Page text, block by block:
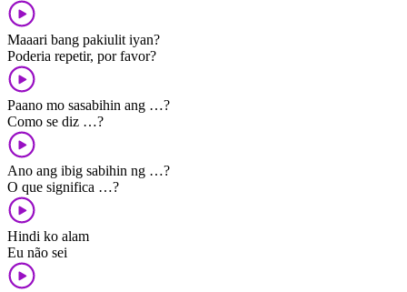
Maaari bang pakiulit iyan?
Poderia repetir, por favor?
Paano mo sasabihin ang …?
Como se diz …?
Ano ang ibig sabihin ng …?
O que significa …?
Hindi ko alam
Eu não sei